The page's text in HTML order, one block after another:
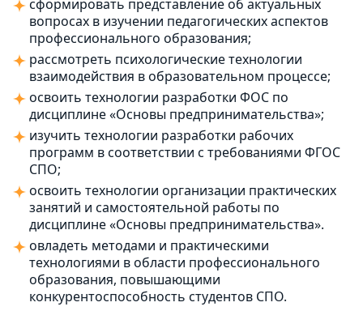
сформировать представление об актуальных
вопросах в изучении педагогических аспектов
профессионального образования;
рассмотреть психологические технологии
взаимодействия в образовательном процессе;
освоить технологии разработки ФОС по
дисциплине «Основы предпринимательства»;
изучить технологии разработки рабочих
программ в соответствии с требованиями ФГОС
СПО;
освоить технологии организации практических
занятий и самостоятельной работы по
дисциплине «Основы предпринимательства».
овладеть методами и практическими
технологиями в области профессионального
образования, повышающими
конкурентоспособность студентов СПО.